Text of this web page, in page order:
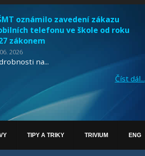
oznámilo zavedení zákazu
telefonu ve škole od roku
zákonem
2026
na...
Číst dál...
TIPY A TRIKY TRIVIUM ENG